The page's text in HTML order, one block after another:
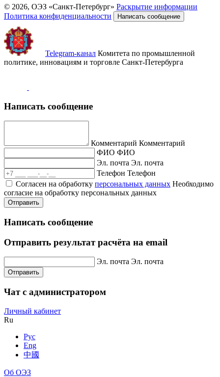
© 2026, ОЭЗ «Санкт-Петербург» Раскрытие информации
Политика конфиденциальности
Написать сообщение
Telegram-канал Комитета по промышленной
политике, инновациям и торговле Санкт-Петербурга
Написать сообщение
Комментарий Комментарий
ФИО ФИО
Эл. почта Эл. почта
Телефон Телефон
Согласен на обработку персональных данных Необходимо
согласие на обработку персональных данных
Отправить
Написать сообщение
Отправить результат расчёта на email
Эл. почта Эл. почта
Отправить
Чат с администратором
Личный кабинет
Ru
Рус
Eng
中國
Об ОЭЗ